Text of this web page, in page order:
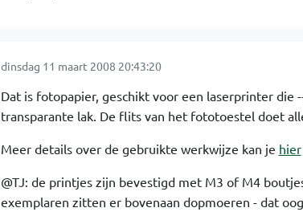
dinsdag 11 maart 2008 20:43:20
Dat is fotopapier, geschikt voor een laserprinter die
transparante lak. De flits van het fototoestel doet
Meer details over de gebruikte werkwijze kan je hier
@TJ: de printjes zijn bevestigd met M3 of M4
exemplaren zitten er bovenaan dopmoeren - dat